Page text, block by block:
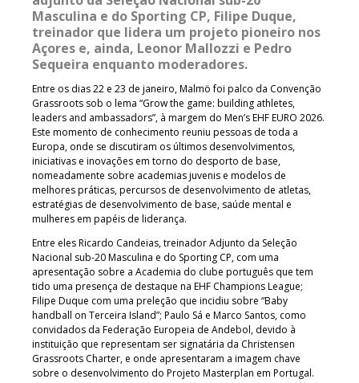
Masculina e do Sporting CP, Filipe Duque,
treinador que lidera um projeto pioneiro nos
Açores e, ainda, Leonor Mallozzi e Pedro
Sequeira enquanto moderadores.
Entre os dias 22 e 23 de janeiro, Malmö foi palco da Convenção
Grassroots sob o lema “Grow the game: building athletes,
leaders and ambassadors”, à margem do Men’s EHF EURO 2026.
Este momento de conhecimento reuniu pessoas de toda a
Europa, onde se discutiram os últimos desenvolvimentos,
iniciativas e inovações em torno do desporto de base,
nomeadamente sobre academias juvenis e modelos de
melhores práticas, percursos de desenvolvimento de atletas,
estratégias de desenvolvimento de base, saúde mental e
mulheres em papéis de liderança.
Entre eles Ricardo Candeias, treinador Adjunto da Seleção
Nacional sub-20 Masculina e do Sporting CP, com uma
apresentação sobre a Academia do clube português que tem
tido uma presença de destaque na EHF Champions League;
Filipe Duque com uma preleção que incidiu sobre “Baby
handball on Terceira Island”; Paulo Sá e Marco Santos, como
convidados da Federação Europeia de Andebol, devido à
instituição que representam ser signatária da Christensen
Grassroots Charter, e onde apresentaram a imagem chave
sobre o desenvolvimento do Projeto Masterplan em Portugal.